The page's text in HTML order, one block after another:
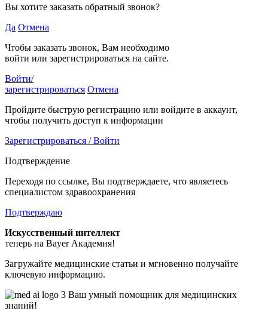
Вы хотите заказать обратный звонок?
Да Отмена
Чтобы заказать звонок, Вам необходимо
войти или зарегистрироваться на сайте.
Войти/
зарегистрироваться Отмена
Пройдите быструю регистрацию или войдите в аккаунт,
чтобы получить доступ к информации
Зарегистрироваться / Войти
Подтверждение
Переходя по ссылке, Вы подтверждаете, что являетесь
специалистом здравоохранения
Подтверждаю
Искусственный интеллект
теперь на Bayer Академия!
Загружайте медицинские статьи и мгновенно получайте
ключевую информацию.
Ваш умный помощник для медицинских
знаний!